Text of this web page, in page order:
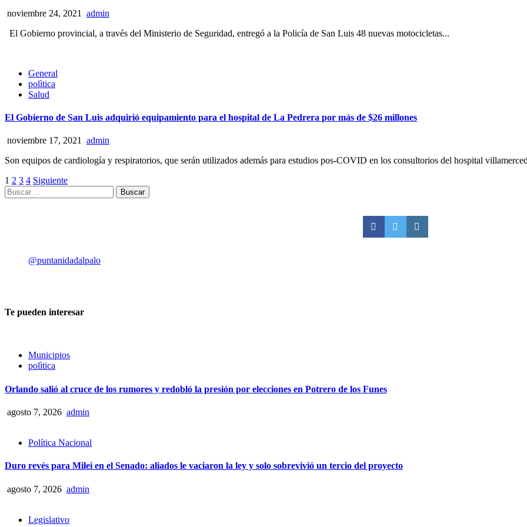
noviembre 24, 2021
admin
El Gobierno provincial, a través del Ministerio de Seguridad, entregó a la Policía de San Luis 48 nuevas motocicletas...
General
polìtica
Salud
El Gobierno de San Luis adquirió equipamiento para el hospital de La Pedrera por más de $26 millones
noviembre 17, 2021
admin
Son equipos de cardiología y respiratorios, que serán utilizados además para estudios pos-COVID en los consultorios del hospital
1 2 3 4 Siguiente
@puntanidadalpalo
Te pueden interesar
Municipios
polìtica
Orlando salió al cruce de los rumores y redobló la presión por elecciones en Potrero de los Funes
agosto 7, 2026 admin
Política Nacional
Duro revés para Milei en el Senado: aliados le vaciaron la ley y solo sobrevivió un tercio del proyecto
agosto 7, 2026 admin
Legislativo